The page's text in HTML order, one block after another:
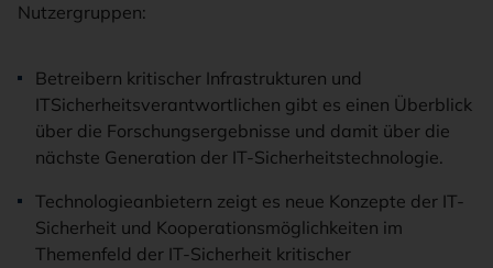
Nutzergruppen:
Betreibern kritischer Infrastrukturen und
ITSicherheitsverantwortlichen gibt es einen Überblick
über die Forschungsergebnisse und damit über die
nächste Generation der IT-Sicherheitstechnologie.
Technologieanbietern zeigt es neue Konzepte der IT-
Sicherheit und Kooperationsmöglichkeiten im
Themenfeld der IT-Sicherheit kritischer